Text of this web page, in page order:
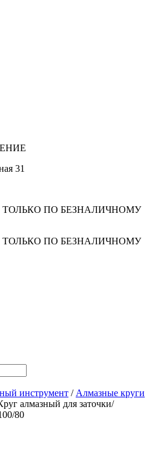
31
ПО БЕЗНАЛИЧНОМУ
ПО БЕЗНАЛИЧНОМУ
инструмент / Алмазные круги
алмазный для заточки/
80